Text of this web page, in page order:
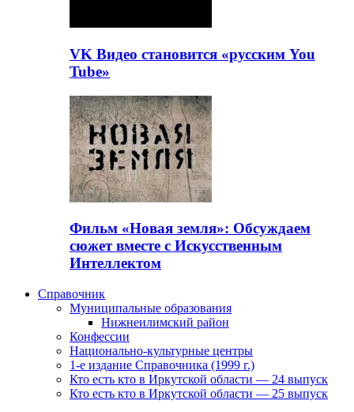
VK Видео становится «русским You
Tube»
Фильм «Новая земля»: Обсуждаем
сюжет вместе с Искусственным
Интеллектом
Справочник
Муниципальные образования
Нижнеилимский район
Конфессии
Национально-культурные центры
1-е издание Справочника (1999 г.)
Кто есть кто в Иркутской области — 24 выпуск
Кто есть кто в Иркутской области — 25 выпуск